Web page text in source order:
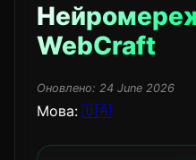
WebCraft
Оновлено: 24 June 2026
Мова: 🇺🇦